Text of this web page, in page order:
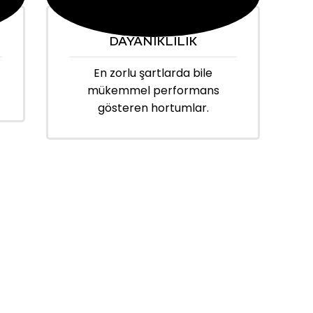
DAYANIKLILIK
En zorlu şartlarda bile
mükemmel performans
gösteren hortumlar.